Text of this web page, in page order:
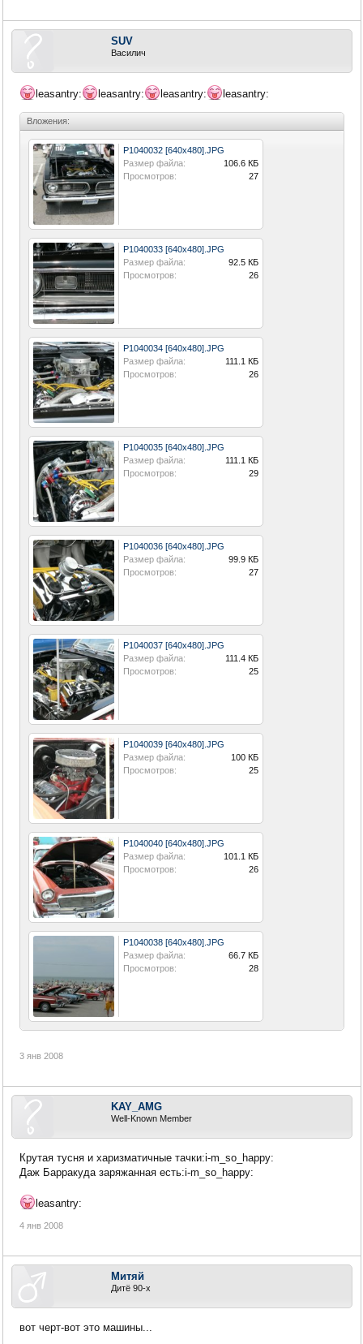
SUV
Василич
leasantry: leasantry: leasantry: leasantry:
Вложения:
P1040032 [640x480].JPG
Размер файла:
106.6 КБ
Просмотров:
27
P1040033 [640x480].JPG
Размер файла:
92.5 КБ
Просмотров:
26
P1040034 [640x480].JPG
Размер файла:
111.1 КБ
Просмотров:
26
P1040035 [640x480].JPG
Размер файла:
111.1 КБ
Просмотров:
29
P1040036 [640x480].JPG
Размер файла:
99.9 КБ
Просмотров:
27
P1040037 [640x480].JPG
Размер файла:
111.4 КБ
Просмотров:
25
P1040039 [640x480].JPG
Размер файла:
100 КБ
Просмотров:
25
P1040040 [640x480].JPG
Размер файла:
101.1 КБ
Просмотров:
26
P1040038 [640x480].JPG
Размер файла:
66.7 КБ
Просмотров:
28
3 янв 2008
KAY_AMG
Well-Known Member
Крутая тусня и харизматичные тачки:i-m_so_happy:
Даж Барракуда заряжанная есть:i-m_so_happy:
leasantry:
4 янв 2008
Митяй
Дитё 90-х
вот черт-вот это машины...